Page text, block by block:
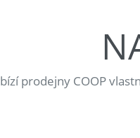
prodejny COOP